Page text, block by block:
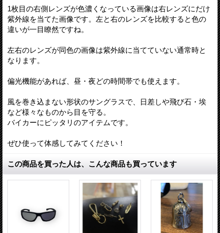
1枚目の右側レンズが色濃くなっている画像は右レンズにだけ
紫外線を当てた画像です。左と右のレンズを比較すると色の
違いが一目瞭然ですね。
左右のレンズが同色の画像は紫外線に当てていない通常時と
なります。
偏光機能があれば、昼・夜どの時間帯でも使えます。
風を巻き込まない形状のサングラスで、日差しや飛び石・埃
など様々なものから目を守る。
バイカーにピッタリのアイテムです。
ぜひ使って体感してみてください！
この商品を買った人は、こんな商品も買っています